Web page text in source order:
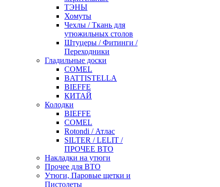
ТЭНЫ
Хомуты
Чехлы / Ткань для
утюжильных столов
Штуцеры / Фитинги /
Переходники
Гладильные доски
COMEL
BATTISTELLA
BIEFFE
КИТАЙ
Колодки
BIEFFE
COMEL
Rotondi / Атлас
SILTER / LELIT /
ПРОЧЕЕ ВТО
Накладки на утюги
Прочее для ВТО
Утюги, Паровые щетки и
Пистолеты